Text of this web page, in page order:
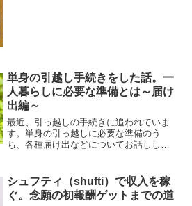
単身の引越し手続きをした話。一
人暮らしに必要な準備とは～届け
出編～
最近、引っ越しの手続きに追われていま
す。単身の引っ越しに必要な準備のう
ち、各種届け出などについてお話ししま
すが、念の為に書いておきます。電気・
ガス・水道の利用開始手続き...
シュフティ（shufti）で収入を稼
ぐ。念願の初報酬ゲットまでの道